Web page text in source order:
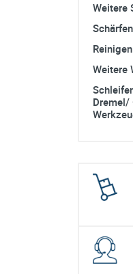
Weitere
Schärfen
Reinigen
Weitere
Dremel/